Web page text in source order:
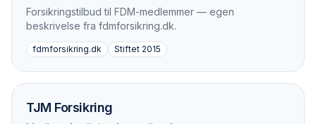
Forsikringstilbud til FDM-medlemmer — egen
beskrivelse fra fdmforsikring.dk.
fdmforsikring.dk Stiftet 2015
TJM Forsikring